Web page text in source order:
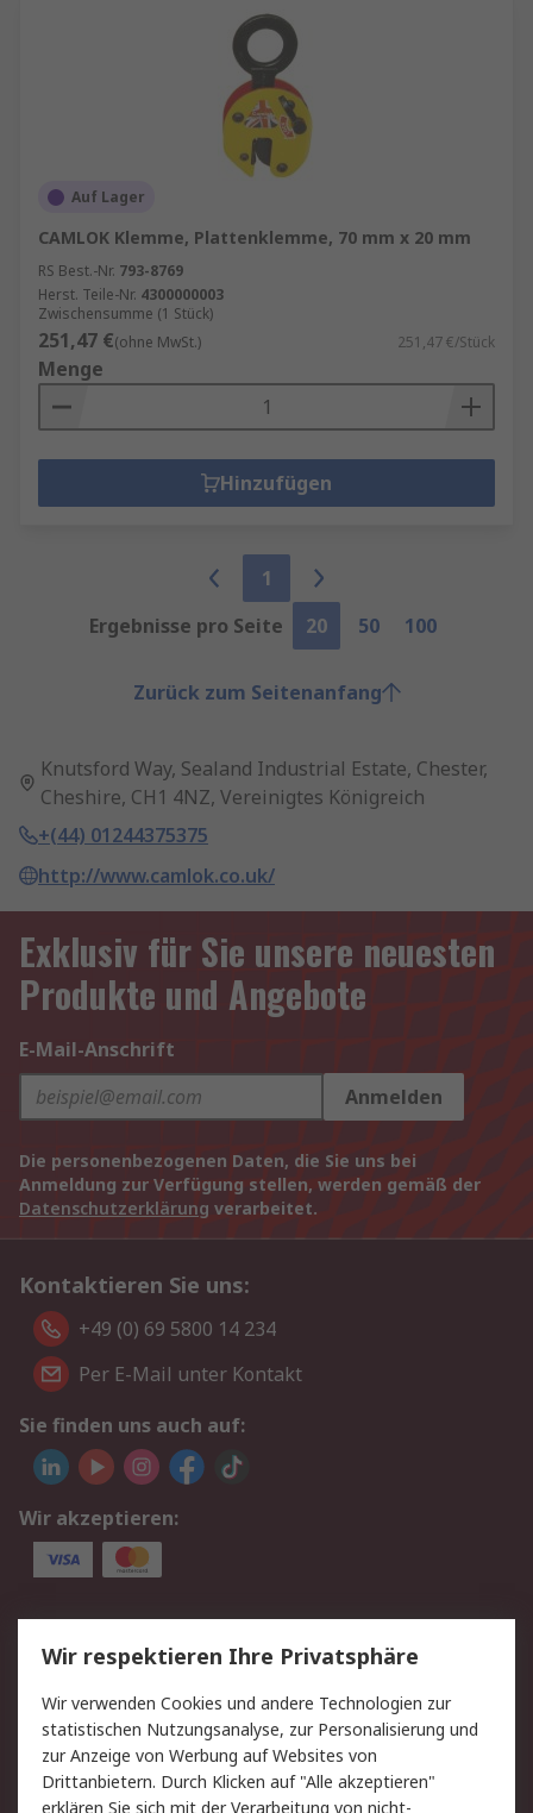
Auf Lager
CAMLOK Klemme, Plattenklemme, 70 mm x 20 mm
RS Best.-Nr. 793-8769
Herst. Teile-Nr. 4300000003
Zwischensumme (1 Stück)
251,47 €(ohne MwSt.) 251,47 €/Stück
Menge
Hinzufügen
1
Ergebnisse pro Seite
20 50 100
Zurück zum Seitenanfang
Knutsford Way, Sealand Industrial Estate, Chester,
Cheshire, CH1 4NZ, Vereinigtes Königreich
+(44) 01244375375
http://www.camlok.co.uk/
Exklusiv für Sie unsere neuesten
Produkte und Angebote
E-Mail-Anschrift
Anmelden
Die personenbezogenen Daten, die Sie uns bei
Anmeldung zur Verfügung stellen, werden gemäß der
Datenschutzerklärung verarbeitet.
Kontaktieren Sie uns:
+49 (0) 69 5800 14 234
Per E-Mail unter Kontakt
Sie finden uns auch auf:
Wir akzeptieren:
Service
Value Added Services
Lieferlösungen
Rücksendungen
Kontakt
Hilfe
Privatkunden
Rechtliches
Wir respektieren Ihre Privatsphäre
Wir verwenden Cookies und andere Technologien zur
statistischen Nutzungsanalyse, zur Personalisierung und
zur Anzeige von Werbung auf Websites von
Drittanbietern. Durch Klicken auf "Alle akzeptieren"
erklären Sie sich mit der Verarbeitung von nicht-